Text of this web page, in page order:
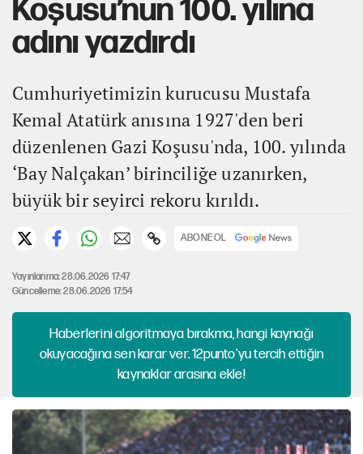
Koşusu’nun 100. yılına
adını yazdırdı
Cumhuriyetimizin kurucusu Mustafa
Kemal Atatürk anısına 1927'den beri
düzenlenen Gazi Koşusu'nda, 100. yılında
‘Bay Nalçakan’ birinciliğe uzanırken,
büyük bir seyirci rekoru kırıldı.
ABONE OL
Yayınlanma: 28.06.2026 17:47
Güncelleme: 28.06.2026 17:54
Haberlerini algoritmaya bırakma, hangi kaynağı
okuyacağına sen karar ver. 12punto'yu tercih ettiğin
kaynaklar arasına ekle!